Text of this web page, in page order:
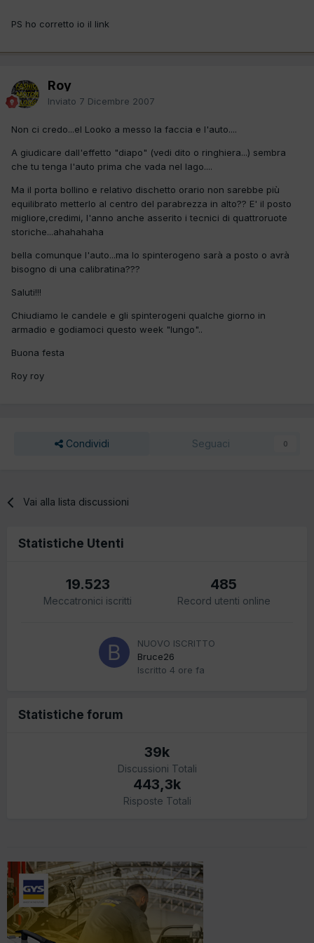
PS ho corretto io il link
Roy
Inviato 7 Dicembre 2007
Non ci credo...el Looko a messo la faccia e l'auto....
A giudicare dall'effetto "diapo" (vedi dito o ringhiera...) sembra
che tu tenga l'auto prima che vada nel lago....
Ma il porta bollino e relativo dischetto orario non sarebbe più
equilibrato metterlo al centro del parabrezza in alto?? E' il posto
migliore,credimi, l'anno anche asserito i tecnici di quattroruote
storiche...ahahahaha
bella comunque l'auto...ma lo spinterogeno sarà a posto o avrà
bisogno di una calibratina???
Saluti!!!
Chiudiamo le candele e gli spinterogeni qualche giorno in
armadio e godiamoci questo week "lungo"..
Buona festa
Roy roy
Condividi Seguaci 0
Vai alla lista discussioni
Statistiche Utenti
19.523
Meccatronici iscritti
485
Record utenti online
NUOVO ISCRITTO
Bruce26
Iscritto 4 ore fa
Statistiche forum
39k
Discussioni Totali
443,3k
Risposte Totali